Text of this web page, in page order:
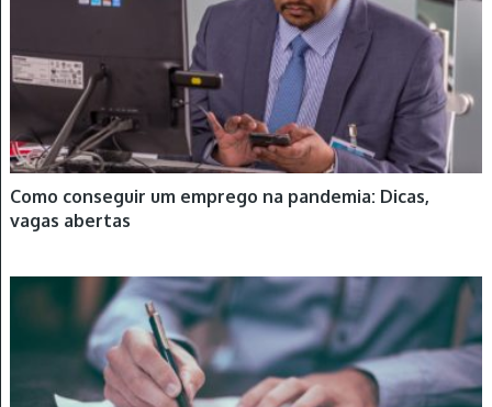
Como conseguir um emprego na pandemia: Dicas,
vagas abertas
EMPREGOS